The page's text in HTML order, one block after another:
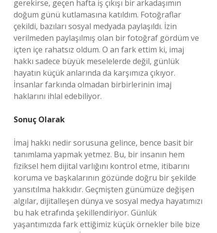
gerekirse, geçen hafta iş çıkışı bir arkadaşımın
doğum günü kutlamasına katıldım. Fotoğraflar
çekildi, bazıları sosyal medyada paylaşıldı. İzin
verilmeden paylaşılmış olan bir fotoğraf gördüm ve
içten içe rahatsız oldum. O an fark ettim ki, imaj
hakkı sadece büyük meselelerde değil, günlük
hayatın küçük anlarında da karşımıza çıkıyor.
İnsanlar farkında olmadan birbirlerinin imaj
haklarını ihlal edebiliyor.
Sonuç Olarak
İmaj hakkı nedir sorusuna gelince, bence basit bir
tanımlama yapmak yetmez. Bu, bir insanın hem
fiziksel hem dijital varlığını kontrol etme, itibarını
koruma ve başkalarının gözünde doğru bir şekilde
yansıtılma hakkıdır. Geçmişten günümüze değişen
algılar, dijitalleşen dünya ve sosyal medya hayatımızı
bu hak etrafında şekillendiriyor. Günlük
yaşantımızda fark ettiğimiz küçük örnekler bile bize